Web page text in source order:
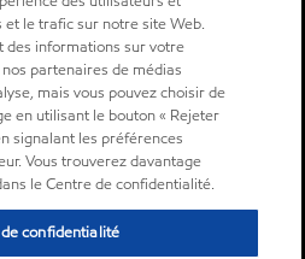
le trafic sur notre site Web.
des informations sur votre
partenaires de médias
mais vous pouvez choisir de
en utilisant le bouton « Rejeter
signalant les préférences
Vous trouverez davantage
le Centre de confidentialité.
confidentialité